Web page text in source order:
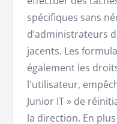
spécifiques sans
d’administrateurs
jacents. Les
également les
l'utilisateur,
Junior IT » de
la direction. En